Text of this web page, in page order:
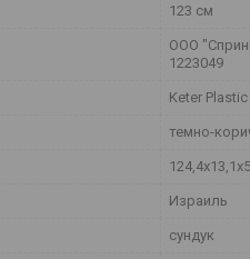
123 см
ООО
1223049
Keter
темно-
Израиль
сундук